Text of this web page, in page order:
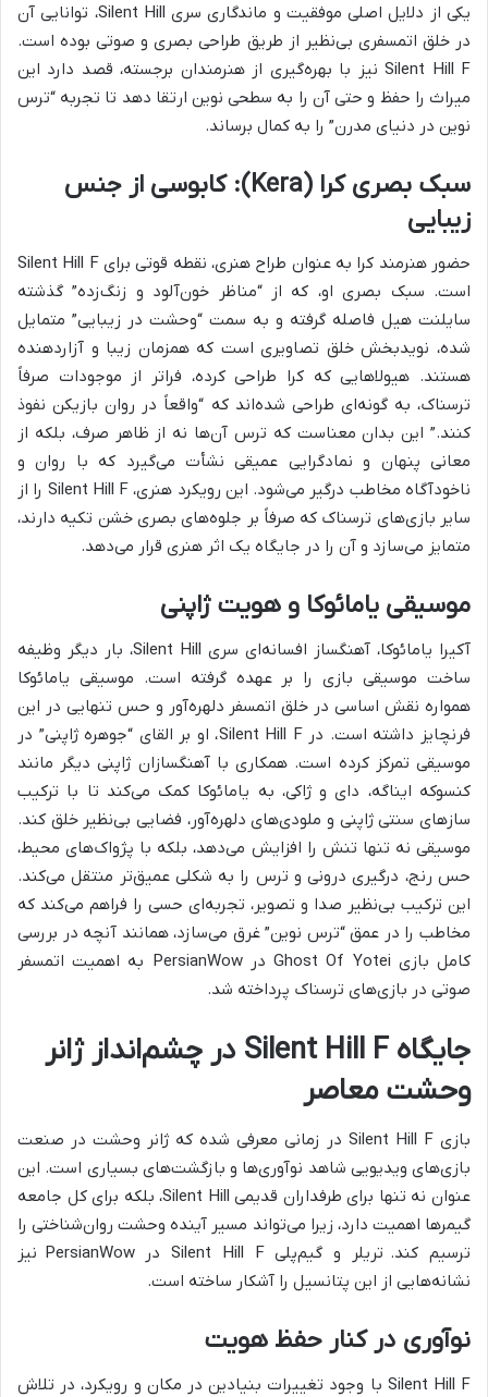
یکی از دلایل اصلی موفقیت و ماندگاری سری Silent Hill، توانایی آن
در خلق اتمسفری بی‌نظیر از طریق طراحی بصری و صوتی بوده است.
Silent Hill F نیز با بهره‌گیری از هنرمندان برجسته، قصد دارد این
میراث را حفظ و حتی آن را به سطحی نوین ارتقا دهد تا تجربه “ترس
نوین در دنیای مدرن” را به کمال برساند.
سبک بصری کرا (Kera): کابوسی از جنس
زیبایی
حضور هنرمند کرا به عنوان طراح هنری، نقطه قوتی برای Silent Hill F
است. سبک بصری او، که از “مناظر خون‌آلود و زنگ‌زده” گذشته
سایلنت هیل فاصله گرفته و به سمت “وحشت در زیبایی” متمایل
شده، نویدبخش خلق تصاویری است که همزمان زیبا و آزاردهنده
هستند. هیولاهایی که کرا طراحی کرده، فراتر از موجودات صرفاً
ترسناک، به گونه‌ای طراحی شده‌اند که “واقعاً در روان بازیکن نفوذ
کنند.” این بدان معناست که ترس آن‌ها نه از ظاهر صرف، بلکه از
معانی پنهان و نمادگرایی عمیقی نشأت می‌گیرد که با روان و
ناخودآگاه مخاطب درگیر می‌شود. این رویکرد هنری، Silent Hill F را از
سایر بازی‌های ترسناک که صرفاً بر جلوه‌های بصری خشن تکیه دارند،
متمایز می‌سازد و آن را در جایگاه یک اثر هنری قرار می‌دهد.
موسیقی یامائوکا و هویت ژاپنی
آکیرا یامائوکا، آهنگساز افسانه‌ای سری Silent Hill، بار دیگر وظیفه
ساخت موسیقی بازی را بر عهده گرفته است. موسیقی یامائوکا
همواره نقش اساسی در خلق اتمسفر دلهره‌آور و حس تنهایی در این
فرنچایز داشته است. در Silent Hill F، او بر القای “جوهره ژاپنی” در
موسیقی تمرکز کرده است. همکاری با آهنگسازان ژاپنی دیگر مانند
کنسوکه ایناگه، دای و ژاکی، به یامائوکا کمک می‌کند تا با ترکیب
سازهای سنتی ژاپنی و ملودی‌های دلهره‌آور، فضایی بی‌نظیر خلق کند.
موسیقی نه تنها تنش را افزایش می‌دهد، بلکه با پژواک‌های محیط،
حس رنج، درگیری درونی و ترس را به شکلی عمیق‌تر منتقل می‌کند.
این ترکیب بی‌نظیر صدا و تصویر، تجربه‌ای حسی را فراهم می‌کند که
مخاطب را در عمق “ترس نوین” غرق می‌سازد، همانند آنچه در بررسی
کامل بازی Ghost Of Yotei در PersianWow به اهمیت اتمسفر
صوتی در بازی‌های ترسناک پرداخته شد.
جایگاه Silent Hill F در چشم‌انداز ژانر
وحشت معاصر
بازی Silent Hill F در زمانی معرفی شده که ژانر وحشت در صنعت
بازی‌های ویدیویی شاهد نوآوری‌ها و بازگشت‌های بسیاری است. این
عنوان نه تنها برای طرفداران قدیمی Silent Hill، بلکه برای کل جامعه
گیمرها اهمیت دارد، زیرا می‌تواند مسیر آینده وحشت روان‌شناختی را
ترسیم کند. تریلر و گیم‌پلی Silent Hill F در PersianWow
نیز
نشانه‌هایی از این پتانسیل را آشکار ساخته است.
نوآوری در کنار حفظ هویت
Silent Hill F با وجود تغییرات بنیادین در مکان و رویکرد، در تلاش